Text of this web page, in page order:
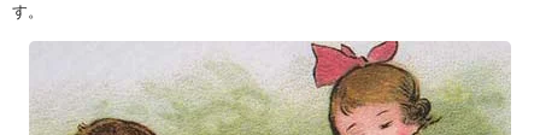
す。